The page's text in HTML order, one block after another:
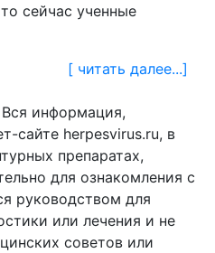
сейчас ученные
[ читать далее...]
информация,
сайте herpesvirus.ru, в
препаратах,
для ознакомления с
руководством для
или лечения и не
советов или